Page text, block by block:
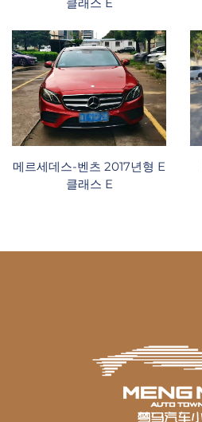
메르세데스-벤츠 2017년형 E
클래스 E